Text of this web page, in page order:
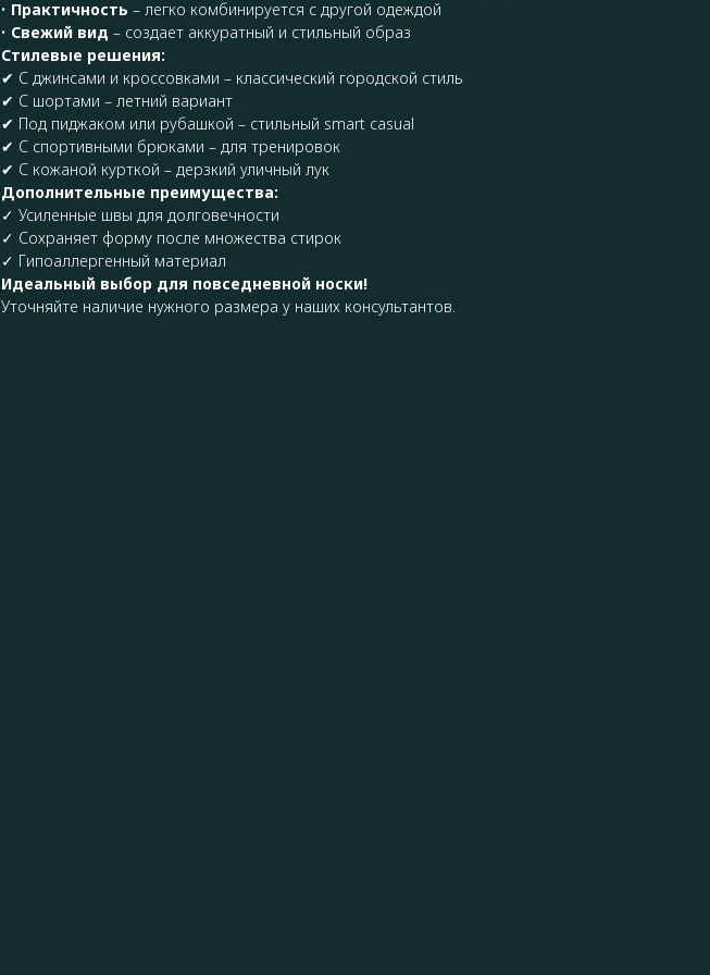
• Практичность – легко комбинируется с другой одеждой
• Свежий вид – создает аккуратный и стильный образ
Стилевые решения:
✔ С джинсами и кроссовками – классический городской стиль
✔ С шортами – летний вариант
✔ Под пиджаком или рубашкой – стильный smart casual
✔ С спортивными брюками – для тренировок
✔ С кожаной курткой – дерзкий уличный лук
Дополнительные преимущества:
✓ Усиленные швы для долговечности
✓ Сохраняет форму после множества стирок
✓ Гипоаллергенный материал
Идеальный выбор для повседневной носки!
Уточняйте наличие нужного размера у наших консультантов.